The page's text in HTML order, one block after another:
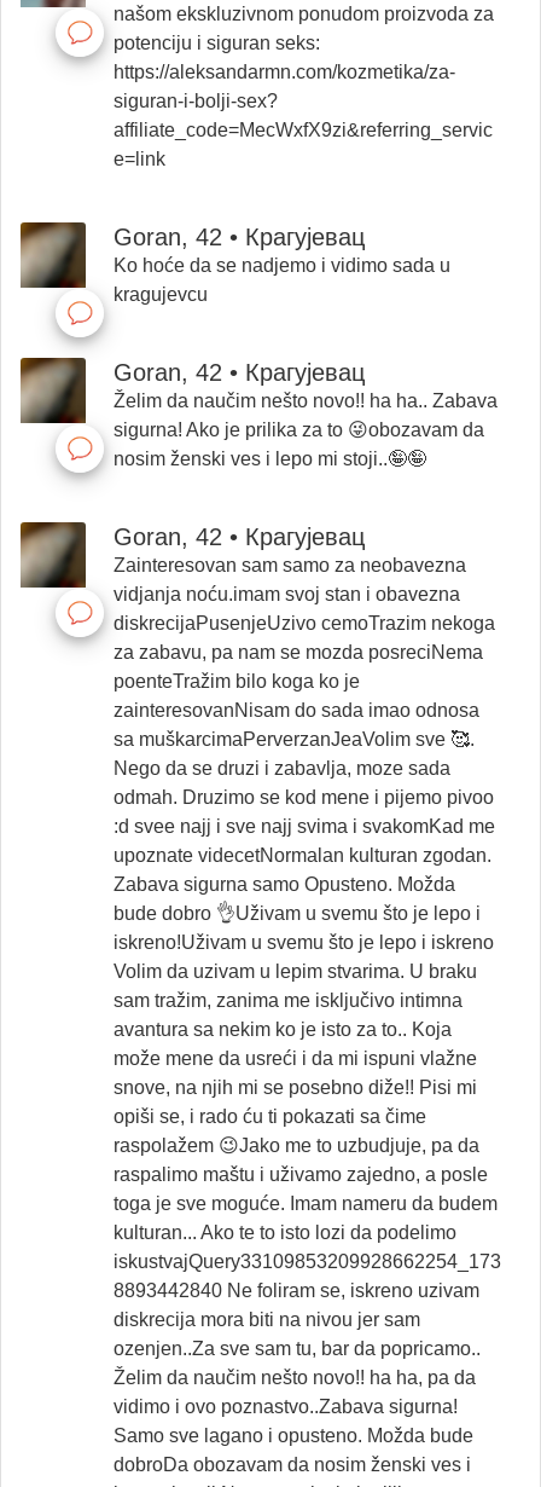
našom ekskluzivnom ponudom proizvoda za
potenciju i siguran seks:
https://aleksandarmn.com/kozmetika/za-
siguran-i-bolji-sex?
affiliate_code=MecWxfX9zi&referring_servic
e=link
Goran, 42 • Крагујевац
Ko hoće da se nadjemo i vidimo sada u
kragujevcu
Goran, 42 • Крагујевац
Želim da naučim nešto novo!! ha ha.. Zabava
sigurna! Ako je prilika za to 😜obozavam da
nosim ženski ves i lepo mi stoji..🤪🤪
Goran, 42 • Крагујевац
Zainteresovan sam samo za neobavezna
vidjanja noću.imam svoj stan i obavezna
diskrecijaPusenjeUzivo cemoTrazim nekoga
za zabavu, pa nam se mozda posreciNema
poenteTražim bilo koga ko je
zainteresovanNisam do sada imao odnosa
sa muškarcimaPerverzanJeaVolim sve 🥰.
Nego da se druzi i zabavlja, moze sada
odmah. Druzimo se kod mene i pijemo pivoo
:d svee najj i sve najj svima i svakomKad me
upoznate videcetNormalan kulturan zgodan.
Zabava sigurna samo Opusteno. Možda
bude dobro 👌Uživam u svemu što je lepo i
iskreno!Uživam u svemu što je lepo i iskreno
Volim da uzivam u lepim stvarima. U braku
sam tražim, zanima me isključivo intimna
avantura sa nekim ko je isto za to.. Koja
može mene da usreći i da mi ispuni vlažne
snove, na njih mi se posebno diže!! Pisi mi
opiši se, i rado ću ti pokazati sa čime
raspolažem 😉Jako me to uzbudjuje, pa da
raspalimo maštu i uživamo zajedno, a posle
toga je sve moguće. Imam nameru da budem
kulturan... Ako te to isto lozi da podelimo
iskustvajQuery33109853209928662254_173
8893442840 Ne foliram se, iskreno uzivam
diskrecija mora biti na nivou jer sam
ozenjen..Za sve sam tu, bar da popricamo..
Želim da naučim nešto novo!! ha ha, pa da
vidimo i ovo poznastvo..Zabava sigurna!
Samo sve lagano i opusteno. Možda bude
dobroDa obozavam da nosim ženski ves i